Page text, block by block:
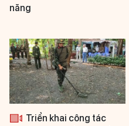
năng
Triển khai công tác